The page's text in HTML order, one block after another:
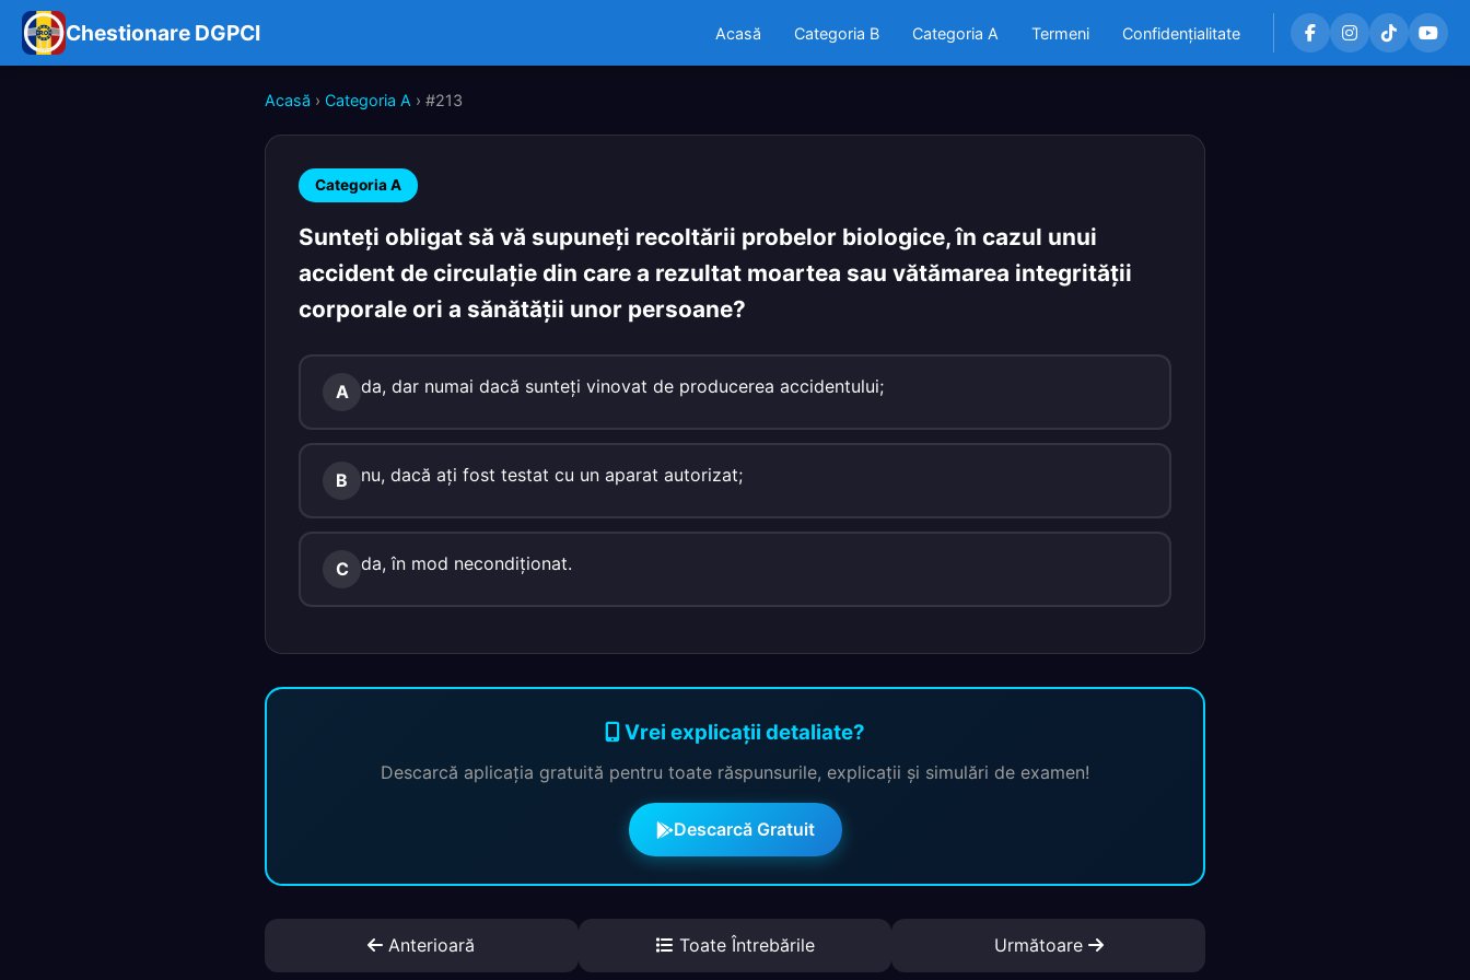
Chestionare DGPCI Acasă Categoria B Categoria A Termeni Confidențialitate
Acasă › Categoria A › #213
Categoria A
Sunteţi obligat să vă supuneţi recoltării probelor biologice, în cazul unui
accident de circulaţie din care a rezultat moartea sau vătămarea integrităţii
corporale ori a sănătăţii unor persoane?
A da, dar numai dacă sunteţi vinovat de producerea accidentului;
B nu, dacă aţi fost testat cu un aparat autorizat;
C da, în mod necondiţionat.
Vrei explicații detaliate?
Descarcă aplicația gratuită pentru toate răspunsurile, explicații și simulări de examen!
Descarcă Gratuit
Anterioară Toate Întrebările Următoare